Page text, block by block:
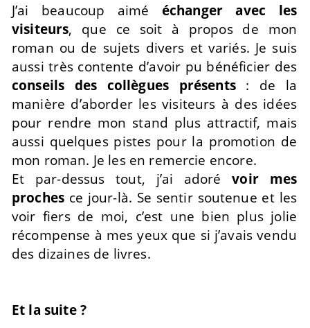
J’ai beaucoup aimé échanger avec les
visiteurs, que ce soit à propos de mon
roman ou de sujets divers et variés. Je suis
aussi très contente d’avoir pu bénéficier des
conseils des collègues présents: de la
manière d’aborder les visiteurs à des idées
pour rendre mon stand plus attractif, mais
aussi quelques pistes pour la promotion de
mon roman. Je les en remercie encore.
Et par-dessus tout, j’ai adorévoir mes
proches ce jour-là. Se sentir soutenue et les
voir fiers de moi, c’est une bien plus jolie
récompense à mes yeux que si j’avais vendu
des dizaines de livres.
Et la suite ?